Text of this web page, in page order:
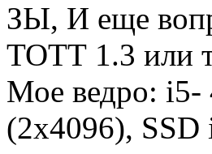
ЗЫ, И еще
ТОТТ 1.3 или
Мое ведро: i5-
(2x4096),